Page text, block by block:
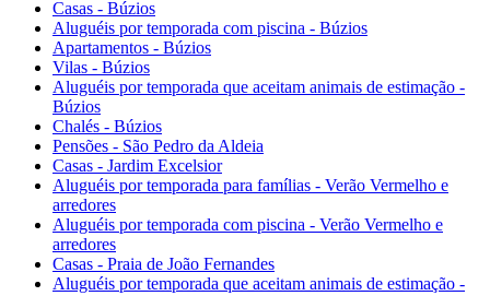
Casas - Búzios
Aluguéis por temporada com piscina - Búzios
Apartamentos - Búzios
Vilas - Búzios
Aluguéis por temporada que aceitam animais de estimação -
Búzios
Chalés - Búzios
Pensões - São Pedro da Aldeia
Casas - Jardim Excelsior
Aluguéis por temporada para famílias - Verão Vermelho e
arredores
Aluguéis por temporada com piscina - Verão Vermelho e
arredores
Casas - Praia de João Fernandes
Aluguéis por temporada que aceitam animais de estimação -